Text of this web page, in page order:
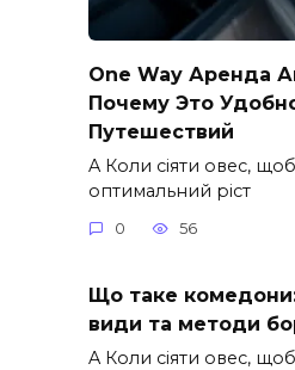
One Way Аренда
Почему Это
Путешествий
A Коли сіяти овес,
оптимальний ріст
0 56
Що таке
види та методи
A Коли сіяти овес,